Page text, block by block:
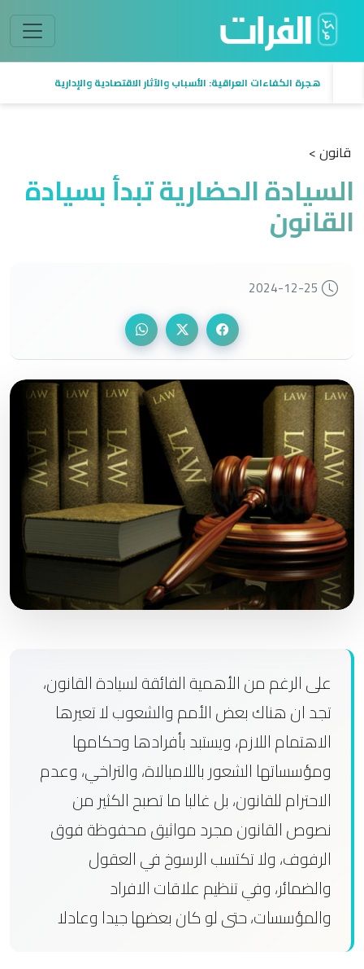
هجرة الكفاءات العراقية: الأسباب والآثار الاقتصادية والإدارية
قانون >
السيادة الحضارية تبدأ بسيادة
القانون
2024-12-25
على الرغم من الأهمية الفائقة لسيادة القانون،
تجد ان هناك بعض الأمم والشعوب لا تعيرها
الاهتمام اللازم، ويستبد بأفرادها وحكامها
ومؤسساتها الشعور باللامبالاة، والتراخي، وعدم
الاحترام للقانون، بل غالبا ما تصبح الكثير من
نصوص القانون مجرد مواثيق محفوظة فوق
الرفوف، ولا تكتسب الرسوخ في العقول
والضمائر، وفي تنظيم علاقات الافراد
والمؤسسات، حتى لو كان بعضها جيدا وعادلا